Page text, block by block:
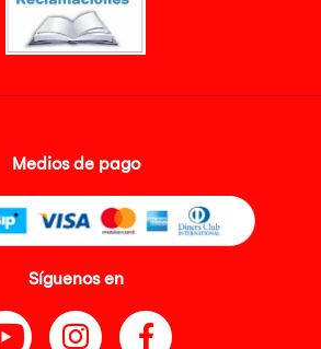
Medios de pago
Síguenos en